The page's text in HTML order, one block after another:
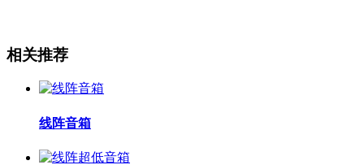
相关推荐
线阵音箱